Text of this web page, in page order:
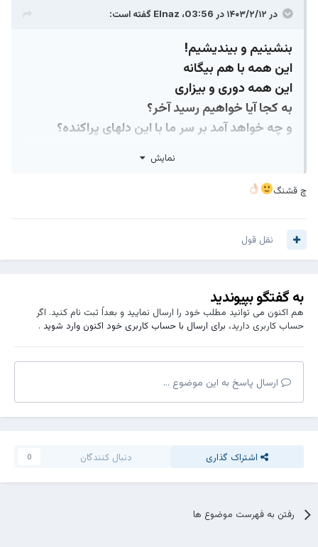
در ۱۴۰۳/۲/۱۲ در 03:56، Elnazگفته است:
بنشینیم و بیندیشیم!
این همه با هم بیگانه
این همه دوری و بیزاری
به کجا آیا خواهیم رسید آخر؟
و چه خواهد آمد بر سر ما با این دلهای پراکنده؟
شاخه در شاخه همه آغوش
ریشه در ریشه همه پیوند
نمایش
چ قشنگ
نقل قول
به گفتگو بپیوندید
هم اکنون می توانید مطلب خود را ارسال نمایید و بعداً ثبت نام کنید. اگر
حساب کاربری دارید، برای ارسال با حساب کاربری خود اکنون وارد شوید.
ارسال پاسخ به این موضوع ...
اشتراک گذاری دنبال کنندگان 0
رفتن به فهرست موضوع ها